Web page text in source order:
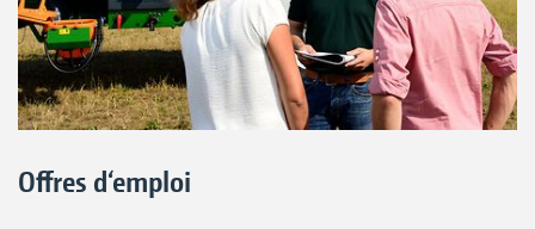
Offres d‘emploi